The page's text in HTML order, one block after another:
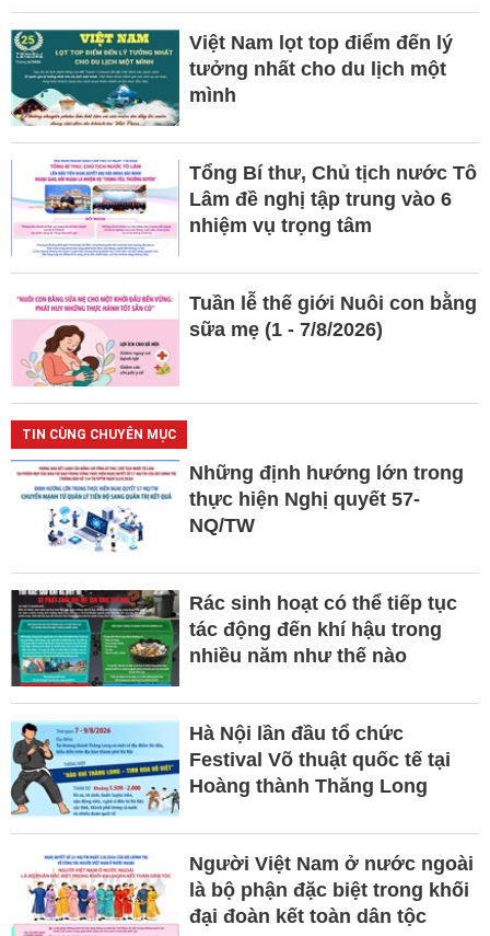
Việt Nam lọt top điểm đến lý
tưởng nhất cho du lịch một
mình
Tổng Bí thư, Chủ tịch nước Tô
Lâm đề nghị tập trung vào 6
nhiệm vụ trọng tâm
Tuần lễ thế giới Nuôi con bằng
sữa mẹ (1 - 7/8/2026)
TIN CÙNG CHUYÊN MỤC
Những định hướng lớn trong
thực hiện Nghị quyết 57-
NQ/TW
Rác sinh hoạt có thể tiếp tục
tác động đến khí hậu trong
nhiều năm như thế nào
Hà Nội lần đầu tổ chức
Festival Võ thuật quốc tế tại
Hoàng thành Thăng Long
Người Việt Nam ở nước ngoài
là bộ phận đặc biệt trong khối
đại đoàn kết toàn dân tộc